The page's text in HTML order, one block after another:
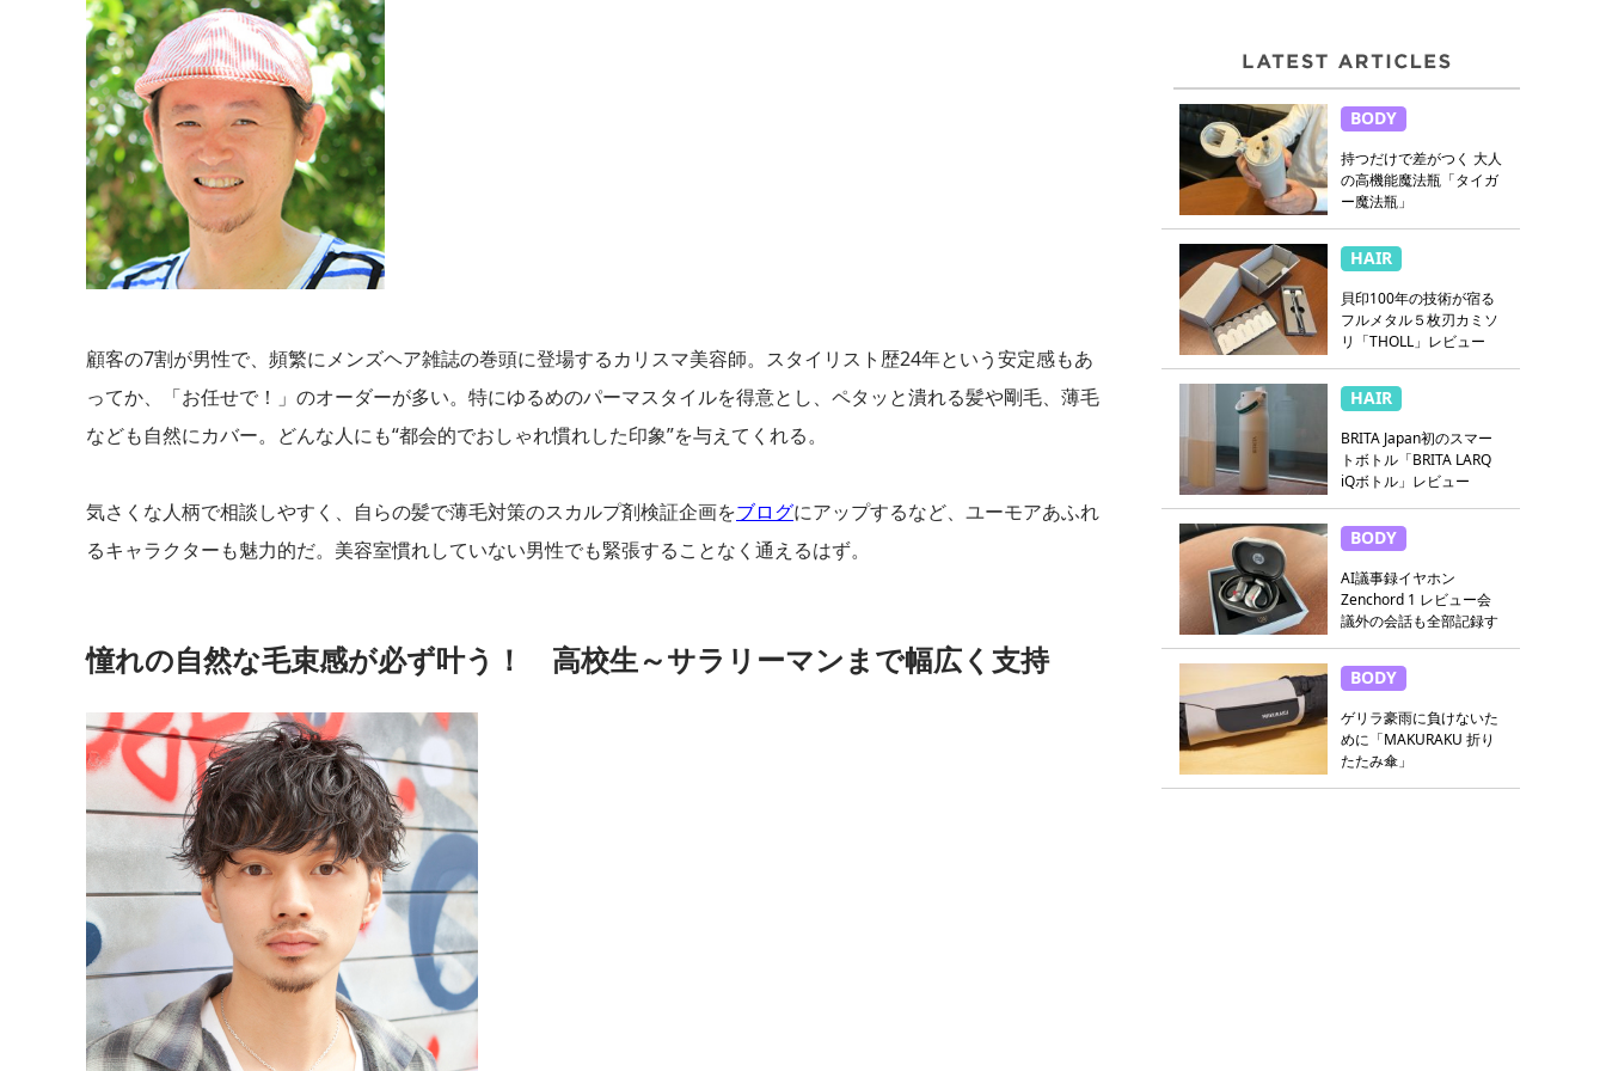
顧客の7割が男性で、頻繁にメンズヘア雑誌の巻頭に登場するカリスマ美容師。スタイリスト歴24年という安定感もあ
ってか、「お任せで！」のオーダーが多い。特にゆるめのパーマスタイルを得意とし、ペタッと潰れる髪や剛毛、薄毛
なども自然にカバー。どんな人にも“都会的でおしゃれ慣れした印象”を与えてくれる。
気さくな人柄で相談しやすく、自らの髪で薄毛対策のスカルプ剤検証企画をブログにアップするなど、ユーモアあふれ
るキャラクターも魅力的だ。美容室慣れしていない男性でも緊張することなく通えるはず。
憧れの自然な毛束感が必ず叶う！ 高校生～サラリーマンまで幅広く支持
BODY
持つだけで差がつく 大人
の高機能魔法瓶「タイガ
ー魔法瓶」
HAIR
貝印100年の技術が宿る
フルメタル５枚刃カミソ
リ「THOLL」レビュー
HAIR
BRITA Japan初のスマー
トボトル「BRITA LARQ
iQボトル」レビュー
BODY
AI議事録イヤホン
Zenchord 1 レビュー会
議外の会話も全部記録す
BODY
ゲリラ豪雨に負けないた
めに「MAKURAKU 折り
たたみ傘」